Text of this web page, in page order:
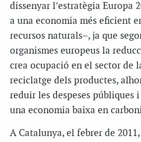
dissenyar l’estratègia Europa
a una economia més eficient
recursos naturals–, ja que
organismes europeus la
crea ocupació en el sector de
reciclatge dels productes,
reduir les despeses públiques
una economia baixa en
A Catalunya, el febrer de